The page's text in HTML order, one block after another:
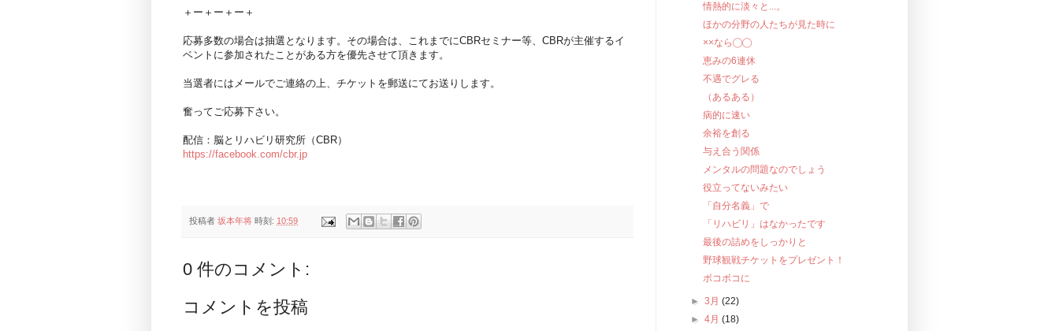
＋ー＋ー＋ー＋
応募多数の場合は抽選となります。その場合は、これまでにCBRセミナー等、CBRが主催するイ
ベントに参加されたことがある方を優先させて頂きます。
当選者にはメールでご連絡の上、チケットを郵送にてお送りします。
奮ってご応募下さい。
配信：脳とリハビリ研究所（CBR）
https://facebook.com/cbr.jp
投稿者 坂本年将 時刻: 10:59
0 件のコメント:
コメントを投稿
情熱的に淡々と...。
ほかの分野の人たちが見た時に
××なら◯◯
恵みの6連休
不遇でグレる
（あるある）
病的に速い
余裕を創る
与え合う関係
メンタルの問題なのでしょう
役立ってないみたい
「自分名義」で
「リハビリ」はなかったです
最後の詰めをしっかりと
野球観戦チケットをプレゼント！
ボコボコに
►3月(22)
►4月(18)